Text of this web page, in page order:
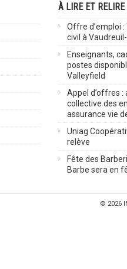
À LIRE ET RELIRE
Offre d’emploi
civil à
Enseignants,
postes
Valleyfield
Appel d’offres :
collective des
assurance vie
Uniag
relève
Fête des
Barbe sera en
© 2026